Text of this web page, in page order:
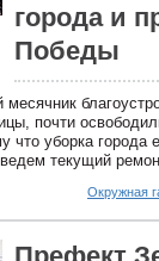
города и
Победы
почти
что уборка
текущий
Окружная